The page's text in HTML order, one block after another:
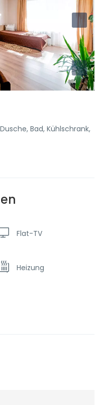
Bad, Kühlschrank,
Flat-TV
Heizung